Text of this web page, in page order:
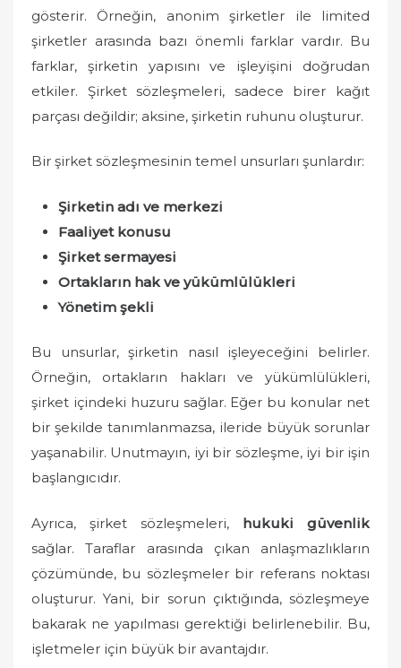
gösterir. Örneğin, anonim şirketler ile limited
şirketler arasında bazı önemli farklar vardır. Bu
farklar, şirketin yapısını ve işleyişini doğrudan
etkiler. Şirket sözleşmeleri, sadece birer kağıt
parçası değildir; aksine, şirketin ruhunu oluşturur.
Bir şirket sözleşmesinin temel unsurları şunlardır:
Şirketin adı ve merkezi
Faaliyet konusu
Şirket sermayesi
Ortakların hak ve yükümlülükleri
Yönetim şekli
Bu unsurlar, şirketin nasıl işleyeceğini belirler.
Örneğin, ortakların hakları ve yükümlülükleri,
şirket içindeki huzuru sağlar. Eğer bu konular net
bir şekilde tanımlanmazsa, ileride büyük sorunlar
yaşanabilir. Unutmayın, iyi bir sözleşme, iyi bir işin
başlangıcıdır.
Ayrıca, şirket sözleşmeleri, hukuki güvenlik
sağlar. Taraflar arasında çıkan anlaşmazlıkların
çözümünde, bu sözleşmeler bir referans noktası
oluşturur. Yani, bir sorun çıktığında, sözleşmeye
bakarak ne yapılması gerektiği belirlenebilir. Bu,
işletmeler için büyük bir avantajdır.